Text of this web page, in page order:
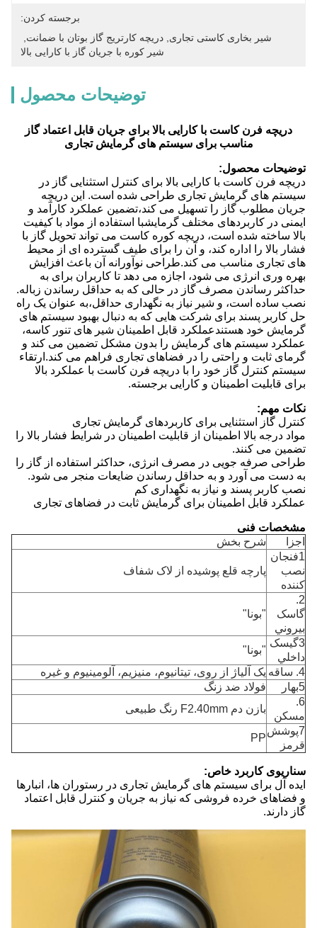
برجسته کردن:
شیر بخاری کاستی تجاری دریچه کارتریج گاز بوتان با ضمانت
شیر کوره با جریان گاز با کارایی بالا
توضیحات محصول
دریچه فرن کاست با کارایی بالا برای جریان قابل اعتماد گاز
مناسب برای سیستم های گرمایش تجاری
توضیحات محصول:
دریچه فرن کاست با کارایی بالا برای کنترل استثنایی گاز در
سیستم های گرمایش تجاری طراحی شده است. این دریچه
جریان مطلوب گاز را تسهیل می کند،تضمین عملکرد کارآمد و
ایمنی در کاربردهای مختلف گرمایشبا استفاده از مواد با کیفیت
بالا ساخته شده است، دریچه کوره کاست می تواند تحویل گاز با
فشار بالا را اداره کند، و آن را برای طیف گسترده ای از محیط
های تجاری مناسب می کند.طراحی نوآورانه آن باعث افزایش
بهره وری انرژی می شود، اجازه می دهد تا کاربران برای به
حداکثر رساندن مصرف گاز در حالی که به حداقل رساندن زباله.
نصب ساده است، و شیر نیاز به نگهداری حداقل،به عنوان یک راه
حل کاربر پسند برای شرکت هایی که به دنبال بهبود سیستم های
گرمایش خود هستندعملکرد قابل اطمینان شیر های تنور کاسه،
عملکرد سیستم های گرمایش را بدون مشکل تضمین می کند و
گرمای ثابت و راحتی را در فضاهای تجاری فراهم می کند.ارتقاء
سیستم کنترل گاز خود را با دریچه فرن کاست با عملکرد بالا
برای قابلیت اطمینان و کارایی برجسته.
نکات مهم:
کنترل گاز استثنایی برای کاربردهای گرمایش تجاری
مواد درجه بالا اطمینان از قابلیت اطمینان در شرایط فشار بالا را
تضمین می کنند.
طراحی صرفه جویی در مصرف انرژی، حداکثر استفاده از گاز را
به دست می آورد و به حداقل رساندن ضایعات منجر می شود.
نصب کاربر پسند و نیاز به نگهداری کم
عملکرد قابل اطمینان برای گرمایش ثابت در فضاهای تجاری
مشخصات فنی
اجزا
شرح بخش
1فنجان
نصب
کننده
پارچه قلع پوشیده از لاک شفاف
2.
گاسک
بيروني
"بونا"
3گيسک
داخلي
"بونا"
4. ساقه
یک آلیاژ از روی، تیتانیوم، منیزیم، آلومینیوم و غیره
5بهار
فولاد ضد زنگ
6.
مسکن
بازن دم F2.40mm رنگ طبیعی
7پوشش
قرمز
PP
سناریوی کاربرد خاص:
ایده آل برای سیستم های گرمایش تجاری در رستوران ها، انبارها
و فضاهای خرده فروشی که نیاز به جریان و کنترل قابل اعتماد
گاز دارند.